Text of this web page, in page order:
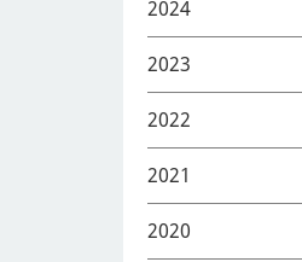
2024
2023
2022
2021
2020